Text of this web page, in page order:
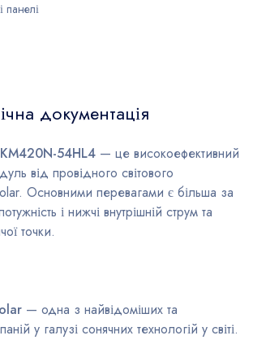
панелі
документація
54HL4 — це високоефективний
від провідного світового
Основними перевагами є більша за
і нижчі внутрішній струм та
точки.
— одна з найвідоміших та
у галузі сонячних технологій у світі.